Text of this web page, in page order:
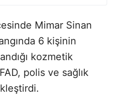
Mimar Sinan
6 kişinin
kozmetik
polis ve sağlık